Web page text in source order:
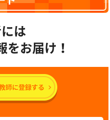
は
をお届け！